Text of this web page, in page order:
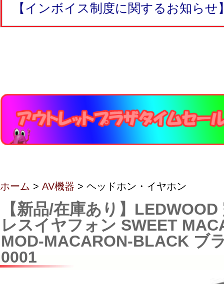
【インボイス制度に関するお知らせ
ホーム > AV機器 > ヘッドホン・イヤホン
【新品/在庫あり】
レスイヤフォン SWEET
MOD-MACARON-BLACK ブ
0001